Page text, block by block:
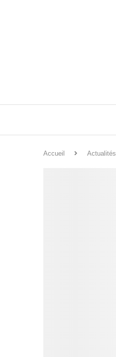
Accueil Actualités